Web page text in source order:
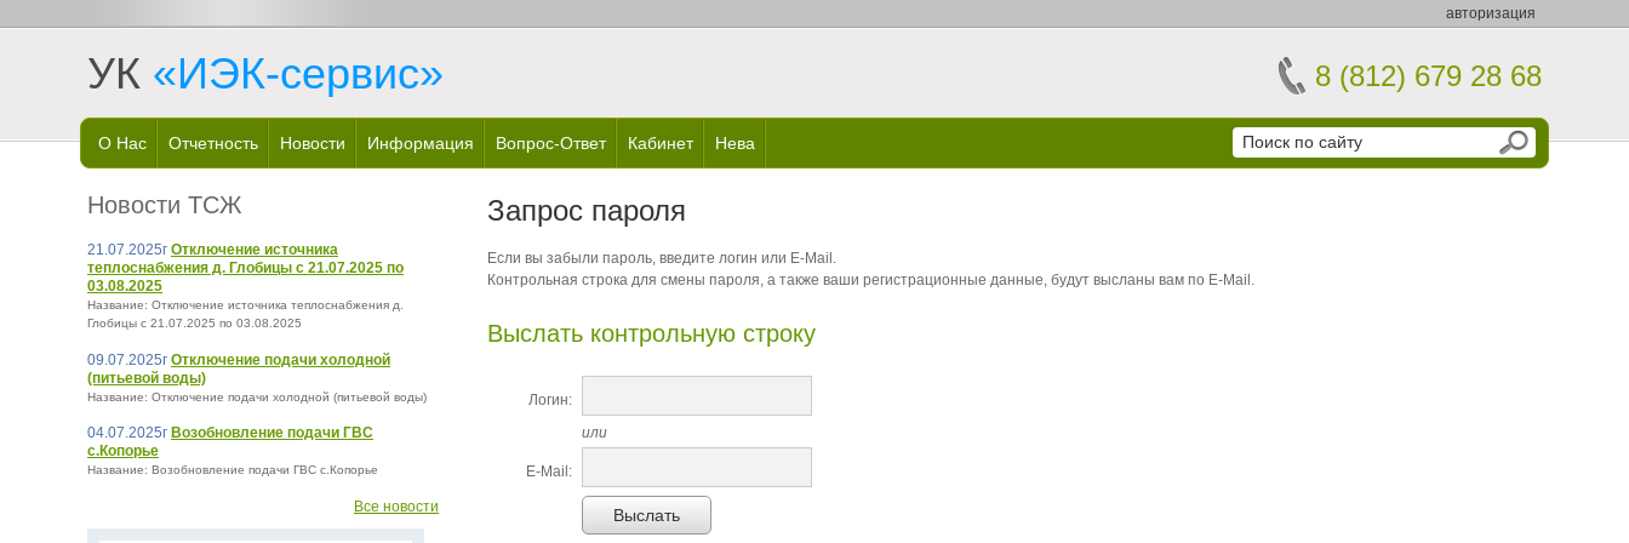
авторизация
УК «ИЭК-сервис» 8 (812) 679 28 68
О Нас Отчетность Новости Информация Вопрос-Ответ Кабинет Нева
Новости ТСЖ
21.07.2025г Отключение источника
теплоснабжения д. Глобицы с 21.07.2025 по
03.08.2025
Название: Отключение источника теплоснабжения д.
Глобицы с 21.07.2025 по 03.08.2025
09.07.2025г Отключение подачи холодной
(питьевой воды)
Название: Отключение подачи холодной (питьевой воды)
04.07.2025г Возобновление подачи ГВС
с.Копорье
Название: Возобновление подачи ГВС с.Копорье
Все новости
Запрос пароля
Если вы забыли пароль, введите логин или E-Mail.
Контрольная строка для смены пароля, а также ваши регистрационные данные, будут высланы вам по E-Mail.
Выслать контрольную строку
Логин:
или
E-Mail:
Выслать